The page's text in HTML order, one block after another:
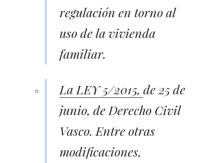
regulación en torno al
uso de la vivienda
familiar.
La LEY 5/2015, de 25 de
junio, de Derecho Civil
Vasco. Entre otras
modificaciones,